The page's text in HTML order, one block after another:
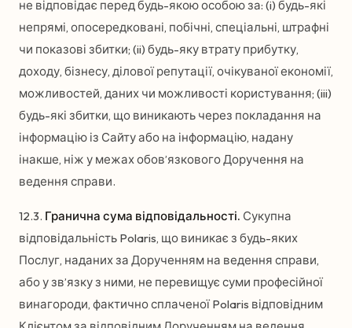
не відповідає перед будь-якою особою за: (i) будь-які
непрямі, опосередковані, побічні, спеціальні, штрафні
чи показові збитки; (ii) будь-яку втрату прибутку,
доходу, бізнесу, ділової репутації, очікуваної економії,
можливостей, даних чи можливості користування; (iii)
будь-які збитки, що виникають через покладання на
інформацію із Сайту або на інформацію, надану
інакше, ніж у межах обов’язкового Доручення на
ведення справи.
12.3. Гранична сума відповідальності. Сукупна
відповідальність Polaris, що виникає з будь-яких
Послуг, наданих за Дорученням на ведення справи,
або у зв’язку з ними, не перевищує суми професійної
винагороди, фактично сплаченої Polaris відповідним